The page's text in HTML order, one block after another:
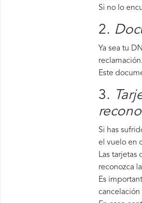
Si no lo
2.
Ya sea tu
reclamación.
Este
3.
Si has
el vuelo en
Las
reconozca
Es
cancelación